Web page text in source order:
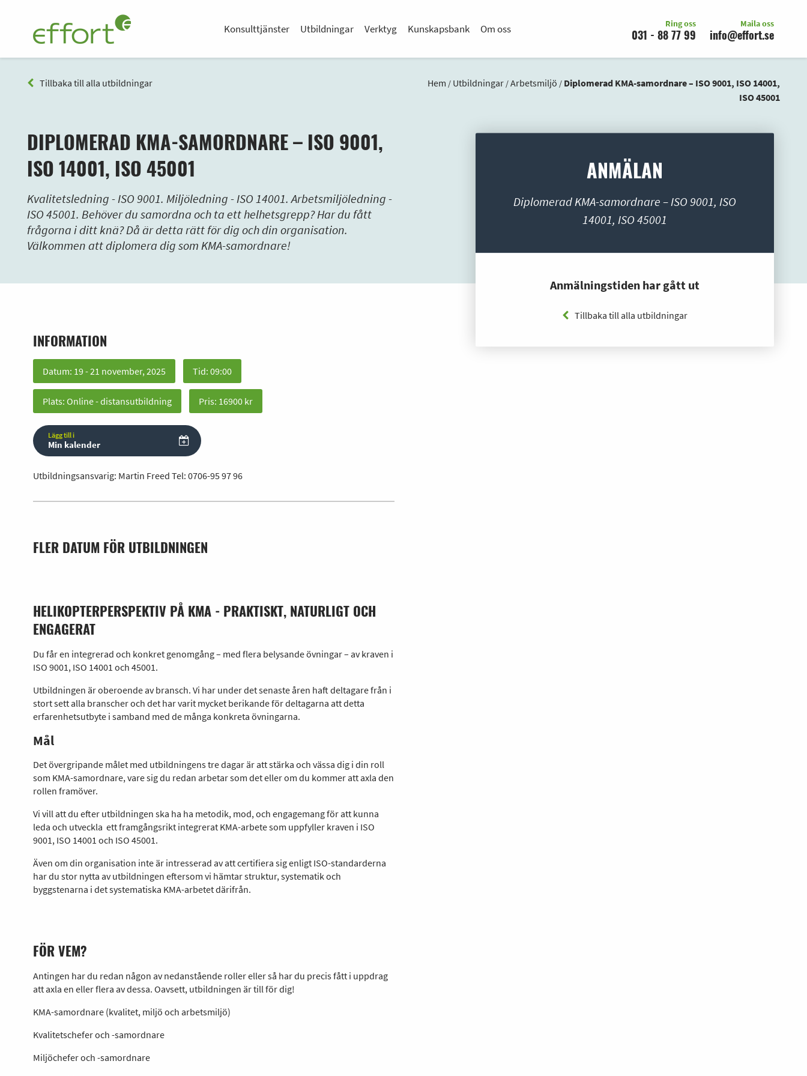
Konsulttjänster Utbildningar Verktyg Kunskapsbank Om oss Ring oss
031 - 88 77 99
Maila oss
info@effort.se
Tillbaka till alla utbildningar Hem / Utbildningar /Arbetsmiljö / Diplomerad KMA-samordnare – ISO 9001, ISO 14001,
ISO 45001
DIPLOMERAD KMA-SAMORDNARE – ISO 9001,
ISO 14001, ISO 45001
Kvalitetsledning - ISO 9001. Miljöledning - ISO 14001. Arbetsmiljöledning -
ISO 45001. Behöver du samordna och ta ett helhetsgrepp? Har du fått
frågorna i ditt knä? Då är detta rätt för dig och din organisation.
Välkommen att diplomera dig som KMA-samordnare!
INFORMATION
Datum: 19 - 21 november, 2025 Tid: 09:00
Plats: Online - distansutbildning Pris: 16900 kr
Lägg till i
Min kalender
Utbildningsansvarig: Martin Freed Tel: 0706-95 97 96
FLER DATUM FÖR UTBILDNINGEN
HELIKOPTERPERSPEKTIV PÅ KMA - PRAKTISKT, NATURLIGT OCH
ENGAGERAT
Du får en integrerad och konkret genomgång – med flera belysande övningar – av kraven i
ISO 9001, ISO 14001 och 45001.
Utbildningen är oberoende av bransch. Vi har under det senaste åren haft deltagare från i
stort sett alla branscher och det har varit mycket berikande för deltagarna att detta
erfarenhetsutbyte i samband med de många konkreta övningarna.
Mål
Det övergripande målet med utbildningens tre dagar är att stärka och vässa dig i din roll
som KMA-samordnare, vare sig du redan arbetar som det eller om du kommer att axla den
rollen framöver.
Vi vill att du efter utbildningen ska ha ha metodik, mod, och engagemang för att kunna
leda och utveckla ett framgångsrikt integrerat KMA-arbete som uppfyller kraven i ISO
9001, ISO 14001 och ISO 45001.
Även om din organisation inte är intresserad av att certifiera sig enligt ISO-standarderna
har du stor nytta av utbildningen eftersom vi hämtar struktur, systematik och
byggstenarna i det systematiska KMA-arbetet därifrån.
FÖR VEM?
Antingen har du redan någon av nedanstående roller eller så har du precis fått i uppdrag
att axla en eller flera av dessa. Oavsett, utbildningen är till för dig!
KMA-samordnare (kvalitet, miljö och arbetsmiljö)
Kvalitetschefer och -samordnare
Miljöchefer och -samordnare
ANMÄLAN
Diplomerad KMA-samordnare – ISO 9001, ISO
14001, ISO 45001
Anmälningstiden har gått ut
Tillbaka till alla utbildningar